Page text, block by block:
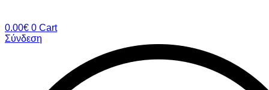
0.00€ 0 Cart
Σύνδεση